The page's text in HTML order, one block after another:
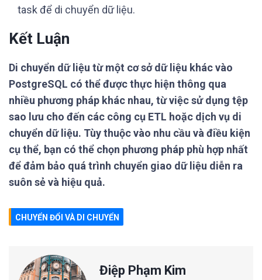
task để di chuyển dữ liệu.
Kết Luận
Di chuyển dữ liệu từ một cơ sở dữ liệu khác vào
PostgreSQL có thể được thực hiện thông qua
nhiều phương pháp khác nhau, từ việc sử dụng tệp
sao lưu cho đến các công cụ ETL hoặc dịch vụ di
chuyển dữ liệu. Tùy thuộc vào nhu cầu và điều kiện
cụ thể, bạn có thể chọn phương pháp phù hợp nhất
để đảm bảo quá trình chuyển giao dữ liệu diễn ra
suôn sẻ và hiệu quả.
CHUYỂN ĐỔI VÀ DI CHUYỂN
Điệp Phạm Kim